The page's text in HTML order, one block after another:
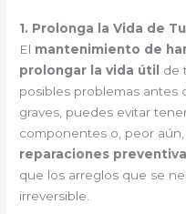
1. Prolonga la Vida de
El mantenimiento de
prolongar la vida útil
de
posibles problemas antes
graves, puedes evitar
componentes o, peor
reparaciones
que los arreglos que se
irreversible.